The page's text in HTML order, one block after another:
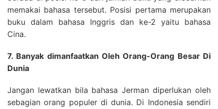
memakai bahasa tersebut. Posisi pertama merupakan
buku dalam bahasa Inggris dan ke-2 yaitu bahasa
Cina.
7. Banyak dimanfaatkan Oleh Orang-Orang Besar Di
Dunia
Jangan lewatkan bila bahasa Jerman diperlukan oleh
sebagian orang populer di dunia. Di Indonesia sendiri